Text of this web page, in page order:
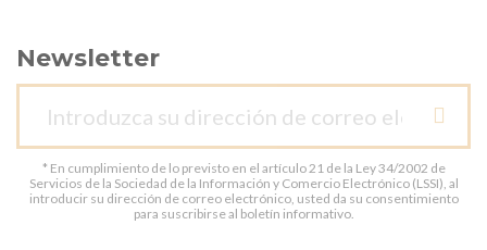
Newsletter
* En cumplimiento de lo previsto en el artículo 21 de la Ley 34/2002 de
Servicios de la Sociedad de la Información y Comercio Electrónico (LSSI), al
introducir su dirección de correo electrónico, usted da su consentimiento
para suscribirse al boletín informativo.